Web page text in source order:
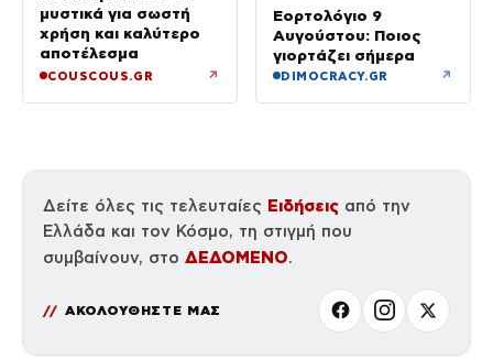
μυστικά για σωστή
χρήση και καλύτερο
αποτέλεσμα
COUSCOUS.GR ↗
Εορτολόγιο 9
Αυγούστου: Ποιος
γιορτάζει σήμερα
DIMOCRACY.GR ↗
Δείτε όλες τις τελευταίες Ειδήσεις από την
Ελλάδα και τον Κόσμο, τη στιγμή που
συμβαίνουν, στο ΔΕΔΟΜΕΝΟ.
ΑΚΟΛΟΥΘΗΣΤΕ ΜΑΣ